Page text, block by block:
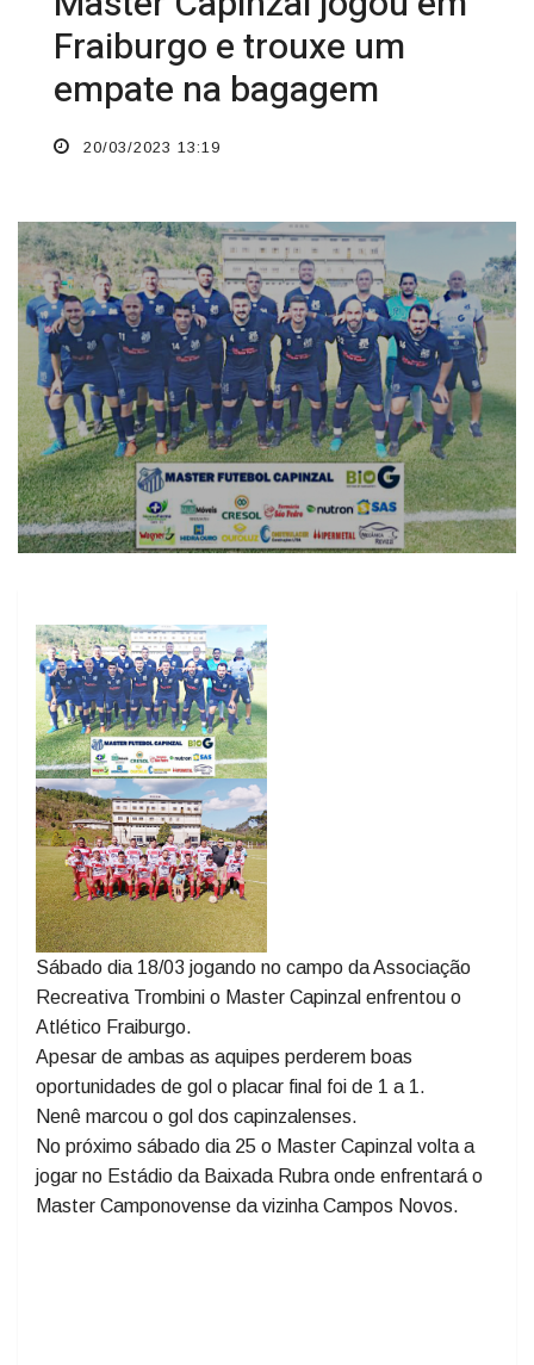
Master Capinzal jogou em
Fraiburgo e trouxe um
20/03/2023 13:19
Sábado dia 18/03 jogando no campo da Associação
Recreativa Trombini o Master Capinzal enfrentou o
Atlético Fraiburgo.​
Apesar de ambas as aquipes perderem boas
oportunidades de gol o placar final foi de 1 a 1.
Nenê marcou o gol dos capinzalenses.